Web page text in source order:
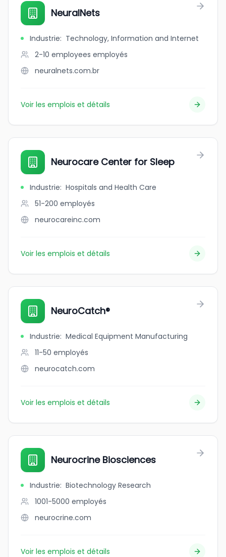
NeuralNets
Industrie: Technology, Information and Internet
2-10 employees employés
neuralnets.com.br
Voir les emplois et détails
Neurocare Center for Sleep
Industrie: Hospitals and Health Care
51-200 employés
neurocareinc.com
Voir les emplois et détails
NeuroCatch®
Industrie: Medical Equipment Manufacturing
11-50 employés
neurocatch.com
Voir les emplois et détails
Neurocrine Biosciences
Industrie: Biotechnology Research
1001-5000 employés
neurocrine.com
Voir les emplois et détails